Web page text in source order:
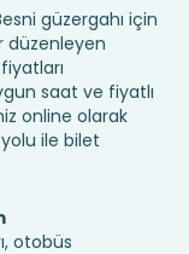
güzergahı için
düzenleyen
saat ve fiyatlı
online olarak
ile bilet
otobüs